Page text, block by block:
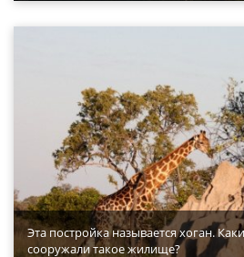
Эта постройка называется хоган.
сооружали такое жилище?